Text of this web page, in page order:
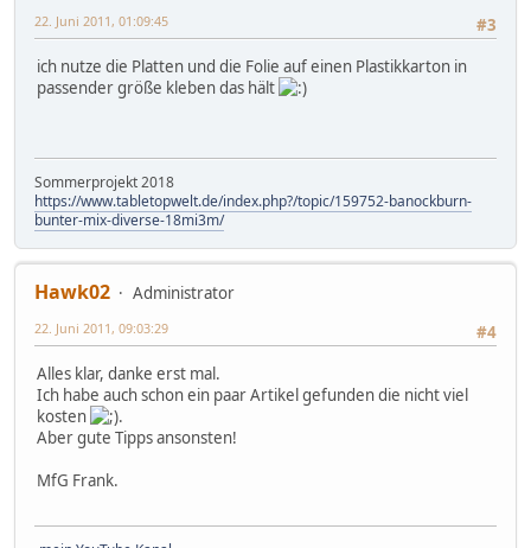
#3
22. Juni 2011, 01:09:45
ich nutze die Platten und die Folie auf einen Plastikkarton in
passender größe kleben das hält
Sommerprojekt 2018
https://www.tabletopwelt.de/index.php?/topic/159752-banockburn-
bunter-mix-diverse-18mi3m/
Hawk02
Administrator
#4
22. Juni 2011, 09:03:29
Alles klar, danke erst mal.
Ich habe auch schon ein paar Artikel gefunden die nicht viel
kosten
.
Aber gute Tipps ansonsten!
MfG Frank.